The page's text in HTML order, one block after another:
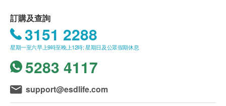
懸掛或黑色暴雨警告生效時，送貨服務時間將會延遲。
所有訂單須視乎相關貨品的供應情況再作最後確認。倘
若生活易未能提供任何訂單上的貨品，生活易有權拒絕
接受該訂單，並且會於送貨前透過電話或電郵通知顧客
再作安排。
保用：
貨品質量保證，於顧客收到產品當日起計，12個月。
訂購及查詢
3151 2288
星期一至六早上9時至晚上12時; 星期日及公眾假期休息
5283 4117
support@esdlife.com